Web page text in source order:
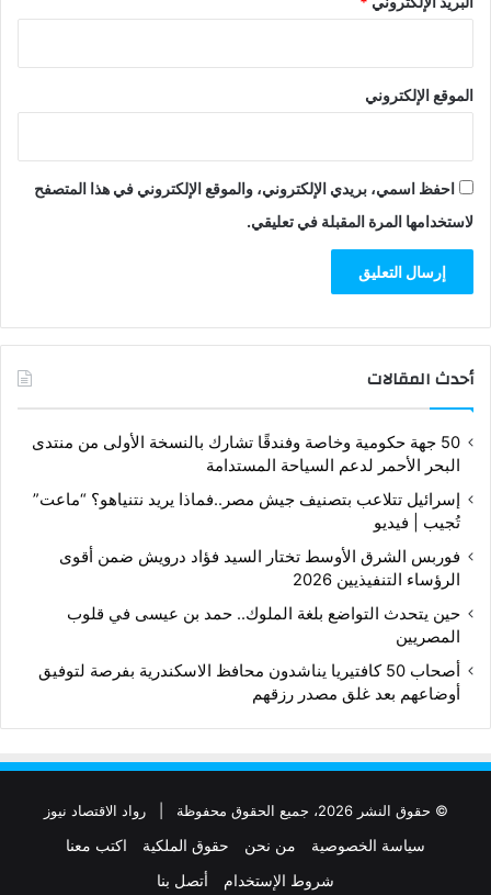
الموقع الإلكتروني
احفظ اسمي، بريدي الإلكتروني، والموقع الإلكتروني في هذا المتصفح
لاستخدامها المرة المقبلة في تعليقي.
أحدث المقالات
50 جهة حكومية وخاصة وفندقًا تشارك بالنسخة الأولى من منتدى
البحر الأحمر لدعم السياحة المستدامة
إسرائيل تتلاعب بتصنيف جيش مصر..فماذا يريد نتنياهو؟ “ماعت”
تُجيب | فيديو
فوربس الشرق الأوسط تختار السيد فؤاد درويش ضمن أقوى
الرؤساء التنفيذيين 2026
حين يتحدث التواضع بلغة الملوك.. حمد بن عيسى في قلوب
المصريين
أصحاب 50 كافتيريا يناشدون محافظ الاسكندرية بفرصة لتوفيق
أوضاعهم بعد غلق مصدر رزقهم
© حقوق النشر 2026، جميع الحقوق محفوظة | رواد الاقتصاد نيوز
سياسة الخصوصية من نحن حقوق الملكية
اكتب معنا
شروط الإستخدام
أتصل بنا